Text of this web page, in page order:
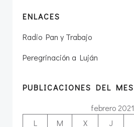
ENLACES
Radio Pan y Trabajo
Peregrinación a Luján
PUBLICACIONES DEL MES
febrero 2021
L
M X J